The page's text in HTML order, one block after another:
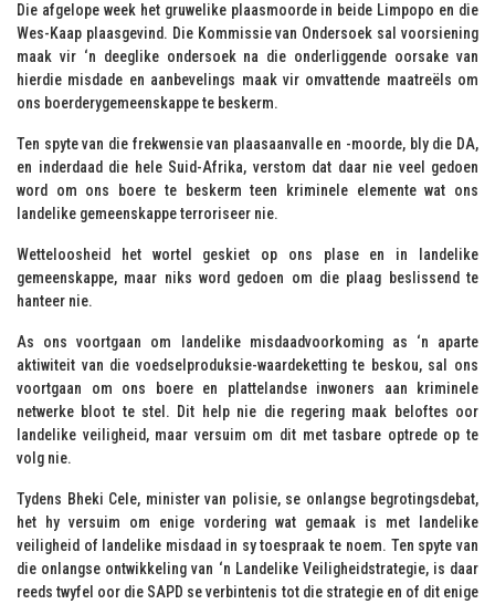
Die afgelope week het gruwelike plaasmoorde in beide Limpopo en die
Wes-Kaap plaasgevind. Die Kommissie van Ondersoek sal voorsiening
maak vir ‘n deeglike ondersoek na die onderliggende oorsake van
hierdie misdade en aanbevelings maak vir omvattende maatreëls om
ons boerderygemeenskappe te beskerm.
Ten spyte van die frekwensie van plaasaanvalle en -moorde, bly die DA,
en inderdaad die hele Suid-Afrika, verstom dat daar nie veel gedoen
word om ons boere te beskerm teen kriminele elemente wat ons
landelike gemeenskappe terroriseer nie.
Wetteloosheid het wortel geskiet op ons plase en in landelike
gemeenskappe, maar niks word gedoen om die plaag beslissend te
hanteer nie.
As ons voortgaan om landelike misdaadvoorkoming as ‘n aparte
aktiwiteit van die voedselproduksie-waardeketting te beskou, sal ons
voortgaan om ons boere en plattelandse inwoners aan kriminele
netwerke bloot te stel. Dit help nie die regering maak beloftes oor
landelike veiligheid, maar versuim om dit met tasbare optrede op te
volg nie.
Tydens Bheki Cele, minister van polisie, se onlangse begrotingsdebat,
het hy versuim om enige vordering wat gemaak is met landelike
veiligheid of landelike misdaad in sy toespraak te noem. Ten spyte van
die onlangse ontwikkeling van ‘n Landelike Veiligheidstrategie, is daar
reeds twyfel oor die SAPD se verbintenis tot die strategie en of dit enige